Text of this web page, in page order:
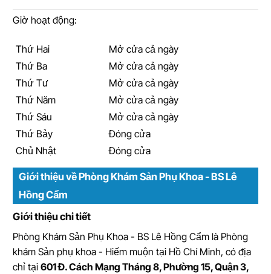
Giờ hoạt động:
Thứ Hai
Mở cửa cả ngày
Thứ Ba
Mở cửa cả ngày
Thứ Tư
Mở cửa cả ngày
Thứ Năm
Mở cửa cả ngày
Thứ Sáu
Mở cửa cả ngày
Thứ Bảy
Đóng cửa
Chủ Nhật
Đóng cửa
Giới thiệu về Phòng Khám Sản Phụ Khoa - BS Lê
Hồng Cẩm
Giới thiệu chi tiết
Phòng Khám Sản Phụ Khoa - BS Lê Hồng Cẩm là Phòng
khám Sản phụ khoa - Hiếm muộn tại Hồ Chí Minh, có địa
chỉ tại 601 Đ. Cách Mạng Tháng 8, Phường 15, Quận 3,